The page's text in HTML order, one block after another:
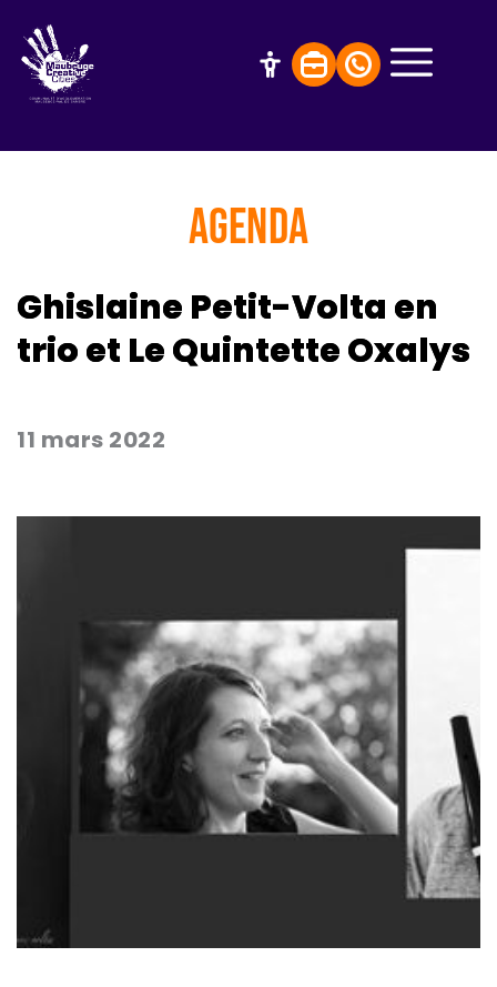
AGENDA
Ghislaine Petit-Volta en
trio et Le Quintette Oxalys
11 mars 2022